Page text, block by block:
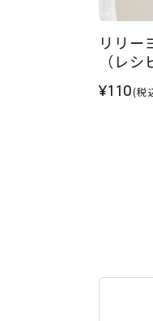
リリー
（レシ
¥110(税